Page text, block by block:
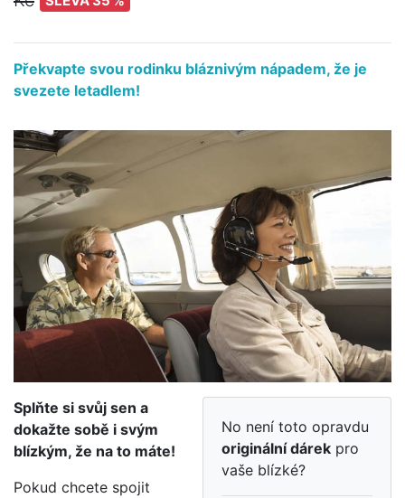
Překvapte svou rodinku bláznivým nápadem, že je
svezete letadlem!
No není toto opravdu
originální dárek pro
vaše blízké?
Splňte si svůj sen a
dokažte sobě i svým
blízkým, že na to máte!
Pokud chcete spojit